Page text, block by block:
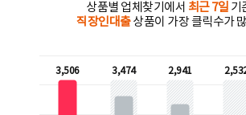
상품별 업체찾기에서 최근 7일 기
직장인대출상품이 가장 클릭수가
3,506 3,474 2,941